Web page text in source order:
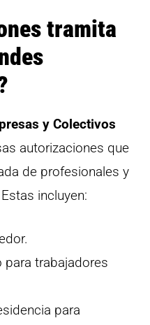
tramita
y Colectivos
autorizaciones que
de profesionales y
incluyen:
trabajadores
para